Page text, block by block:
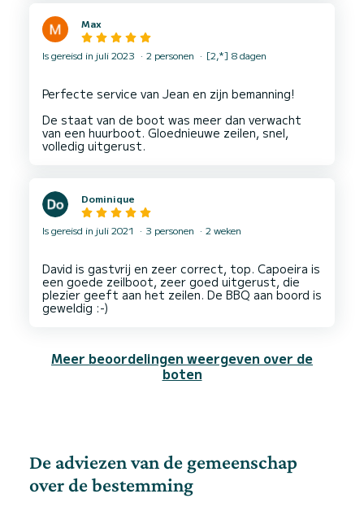
Max
Is gereisd in juli 2023 2 personen [2,*] 8 dagen
Perfecte service van Jean en zijn bemanning!
De staat van de boot was meer dan verwacht
van een huurboot. Gloednieuwe zeilen, snel,
Dominique
Is gereisd in juli 2021 3 personen 2 weken
David is gastvrij en zeer correct, top. Capoeira is
een goede zeilboot, zeer goed uitgerust, die
plezier geeft aan het zeilen. De BBQ aan boord is
Meer beoordelingen weergeven over de
boten
De adviezen van de gemeenschap
over de bestemming